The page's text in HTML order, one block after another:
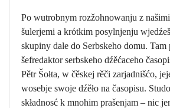
Po wutrobnym rozžohnowanju z
šulerjemi a krótkim posylnjenju
skupiny dale do Serbskeho domu. Tam
šefredaktor serbskeho dźěćaceho
Pětr Šołta, w čěskej rěči zarjadnišćo,
wosebje swoje dźěło na časopisu.
składnosć k mnohim prašenjam – nic